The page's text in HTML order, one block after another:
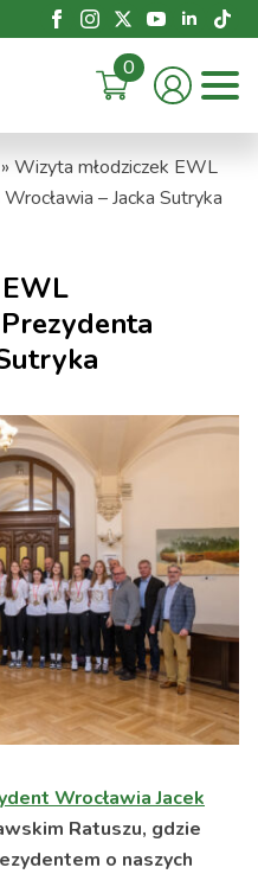
0
» Wizyta młodziczek EWL
– Jacka Sutryka
Wrocławia Jacek
Ratuszu, gdzie
o naszych